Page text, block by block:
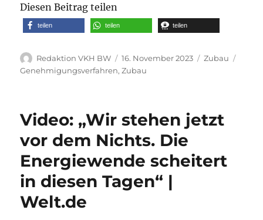
Diesen Beitrag teilen
teilen teilen teilen
Autor
Redaktion VKH BW
Veröffentlicht
am
16. November 2023 Kategorien
Zubau
Genehmigungsverfahren,Zubau
Video: „Wir stehen jetzt
vor dem Nichts. Die
Energiewende scheitert
in diesen Tagen“ |
Welt.de